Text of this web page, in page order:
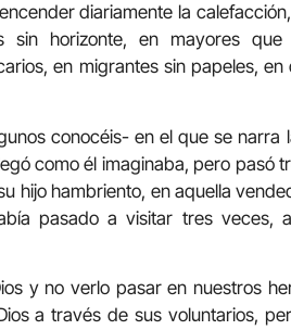
diariamente la
sin horizonte, en mayores
en migrantes sin papeles, en
conocéis- en el que se narra
como él imaginaba, pero pasó
hijo hambriento, en aquella
pasado a visitar tres veces,
y no verlo pasar en nuestros
a través de sus voluntarios,